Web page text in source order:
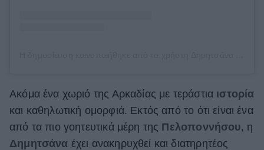
Ακόμα ένα χωριό της Αρκαδίας με τεράστια ιστορία
και καθηλωτική ομορφιά. Εκτός από το ότι είναι ένα
από τα πιο γοητευτικά μέρη της Πελοποννήσου, η
Δημητσάνα έχει ανακηρυχθεί και διατηρητέος